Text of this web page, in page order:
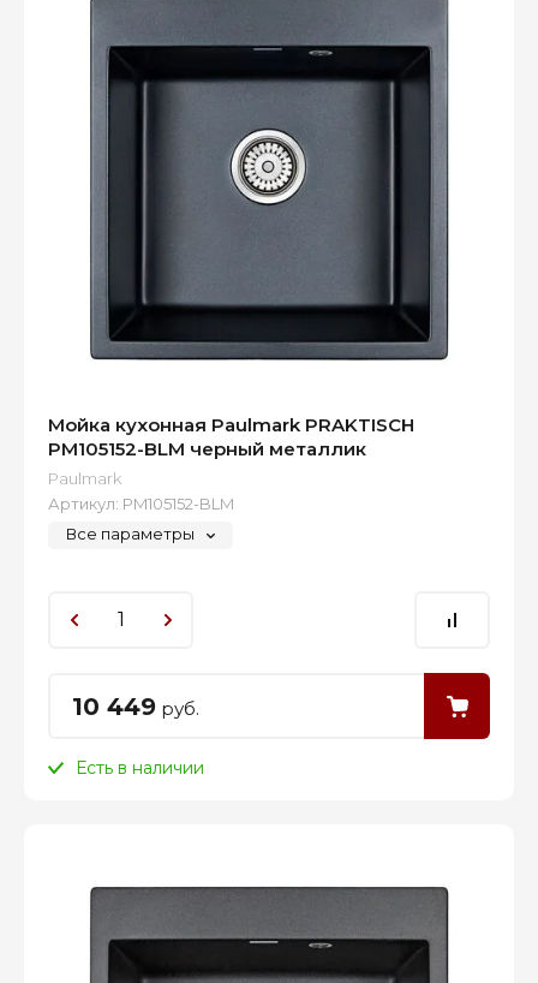
Мойка кухонная Paulmark PRAKTISCH
PM105152-BLM черный металлик
Paulmark
Артикул: PM105152-BLM
Все параметры
10 449 руб.
Есть в наличии